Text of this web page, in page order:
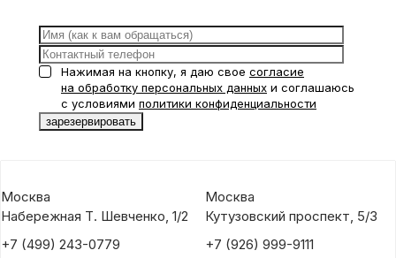
Нажимая на кнопку, я даю свое согласие
на обработку персональных данных и соглашаюсь
с условиями политики конфиденциальности
Москва
Набережная Т. Шевченко, 1/2
+7 (499) 243-0779
Москва
Кутузовский проспект, 5/3
+7 (926) 999-9111